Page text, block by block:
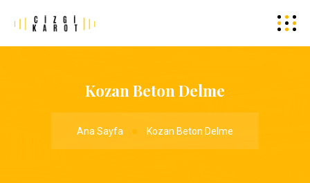
Kozan Beton Delme
Ana Sayfa Kozan Beton Delme